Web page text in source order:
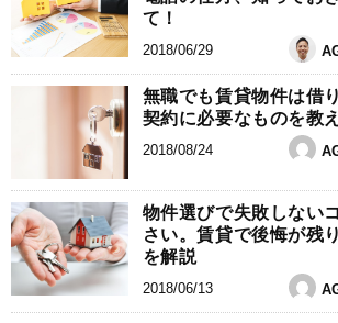
て！
2018/06/29
無職でも賃貸物件は借
契約に必要なものを教
2018/08/24
物件選びで失敗しない
さい。賃貸で後悔が残
を解説
2018/06/13